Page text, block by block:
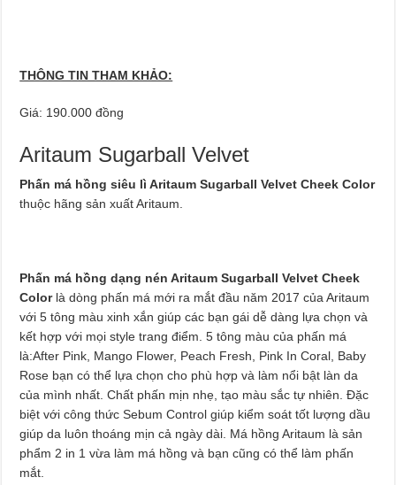
THÔNG TIN THAM KHẢO:
Giá: 190.000 đồng
Aritaum Sugarball Velvet
Phấn má hồng siêu lì Aritaum Sugarball Velvet Cheek Color
thuộc hãng sản xuất Aritaum.
Phấn má hồng dạng nén Aritaum Sugarball Velvet Cheek
Colorlà dòng phấn má mới ra mắt đầu năm 2017 của Aritaum
với 5 tông màu xinh xắn giúp các bạn gái dễ dàng lựa chọn và
kết hợp với mọi style trang điểm. 5 tông màu của phấn má
là:After Pink, Mango Flower, Peach Fresh, Pink In Coral, Baby
Rose bạn có thể lựa chọn cho phù hợp và làm nổi bật làn da
của mình nhất. Chất phấn mịn nhẹ, tạo màu sắc tự nhiên. Đặc
biệt với công thức Sebum Control giúp kiểm soát tốt lượng dầu
giúp da luôn thoáng mịn cả ngày dài. Má hồng Aritaum là sản
phẩm 2 in 1 vừa làm má hồng và bạn cũng có thể làm phấn
mắt.